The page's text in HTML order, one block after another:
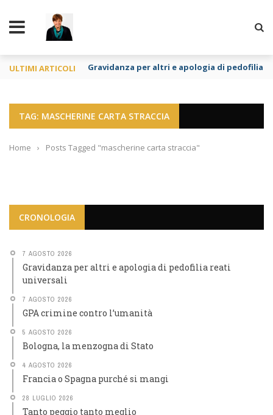
ULTIMI ARTICOLI Gravidanza per altri e apologia di pedofilia
TAG: MASCHERINE CARTA STRACCIA
Home › Posts Tagged "mascherine carta straccia"
CRONOLOGIA
7 AGOSTO 2026
Gravidanza per altri e apologia di pedofilia reati
universali
7 AGOSTO 2026
GPA crimine contro l’umanità
5 AGOSTO 2026
Bologna, la menzogna di Stato
4 AGOSTO 2026
Francia o Spagna purché si mangi
28 LUGLIO 2026
Tanto peggio tanto meglio